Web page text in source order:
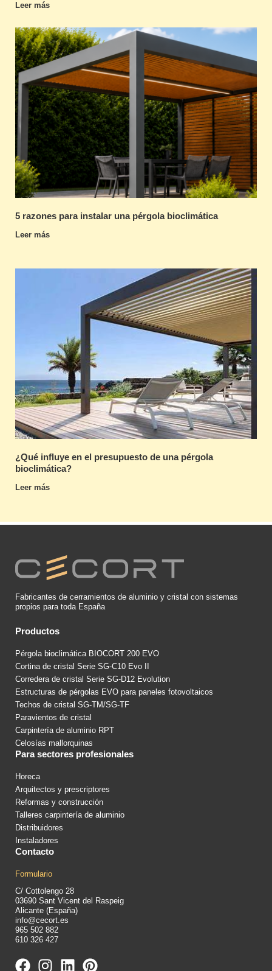
Leer más
5 razones para instalar una pérgola bioclimática
Leer más
¿Qué influye en el presupuesto de una pérgola
bioclimática?
Leer más
Fabricantes de cerramientos de aluminio y cristal con sistemas
propios para toda España
Productos
Pérgola bioclimática BIOCORT 200 EVO
Cortina de cristal Serie SG-C10 Evo II
Corredera de cristal Serie SG-D12 Evolution
Estructuras de pérgolas EVO para paneles fotovoltaicos
Techos de cristal SG-TM/SG-TF
Paravientos de cristal
Carpintería de aluminio RPT
Celosías mallorquinas
Para sectores profesionales
Horeca
Arquitectos y prescriptores
Reformas y construcción
Talleres carpintería de aluminio
Distribuidores
Instaladores
Contacto
Formulario
C/ Cottolengo 28
03690 Sant Vicent del Raspeig
Alicante (España)
info@cecort.es
965 502 882
610 326 427